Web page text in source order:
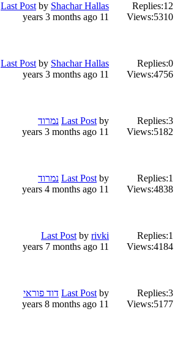
Replies:12
Views:5310
Last Post by Shachar Hallas
11 years 3 months ago
Replies:0
Views:4756
Last Post by Shachar Hallas
11 years 3 months ago
Replies:3
Views:5182
Last Post by
נמרוד
11 years 3 months ago
Replies:1
Views:4838
Last Post by
נמרוד
11 years 4 months ago
Replies:1
Views:4184
Last Post by rivki
11 years 7 months ago
Replies:3
Views:5177
Last Post by
דוד פוראי
11 years 8 months ago